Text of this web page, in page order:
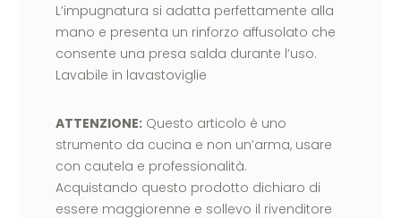
L’impugnatura si adatta perfettamente alla
mano e presenta un rinforzo affusolato che
consente una presa salda durante l’uso.
Lavabile in lavastoviglie
ATTENZIONE: Questo articolo è uno
strumento da cucina e non un’arma, usare
con cautela e professionalità.
Acquistando questo prodotto dichiaro di
essere maggiorenne e sollevo il rivenditore